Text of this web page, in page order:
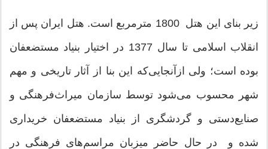
زیر بنای این هتل 1800 مترمربع است. هتل ایران پس از
انقلاب اسلامی تا سال 1377 در اختیار بنیاد مستضعفان
بوده است؛ ولی ازآنجایی‌که این بنا از آثار تاریخی و مهم
شهر محسوب می‌شود توسط سازمان میراث‌فرهنگی و
صنایع‌دستی و گردشگری از بنیاد مستضعفان خریداری
شده و در حال حاضر میزبان مراسم‌های فرهنگی در